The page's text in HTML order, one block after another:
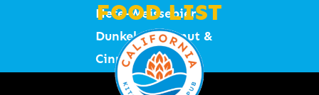
FOOD LIST
"
한 거짓말 6.0%
IBU 36
American Porter
Lavender
Craft Soda
7.5
Three
Societies Jung
Won Barrel-
Aged Gin
Hefe-Weissebier
Dunkel / Coconut &
Cinnamon
5.3% ABV